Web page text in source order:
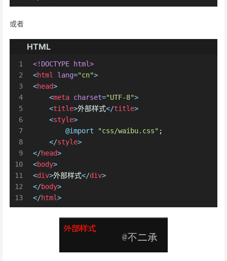
或者
HTML
1
2
3
4
5
6
7
8
9
10
11
12
13
<!DOCTYPE html>
<html lang="cn">
<head>
<meta charset="UTF-8">
<title>外部样式</title>
<style>
@import
"css/waibu.css" ;
</style>
</head>
<body>
<div>外部样式</div>
</body>
</html>